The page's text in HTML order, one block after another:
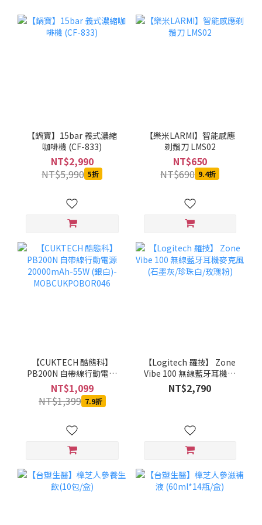
【鍋寶】15bar 義式濃縮
咖啡機 (CF-833)
NT$2,990
NT$5,990 5折
【樂米LARMI】智能感應
剃鬚刀 LMS02
NT$650
NT$690 9.4折
【CUKTECH 酷態科】
PB200N 自帶線行動電源
20000mAh-55W (銀白)-
MOBCUKPOBOR046
NT$1,099
NT$1,399 7.9折
【Logitech 羅技】 Zone
Vibe 100 無線藍牙耳機麥
克風(石墨灰/珍珠白/玫瑰
粉)
NT$2,790